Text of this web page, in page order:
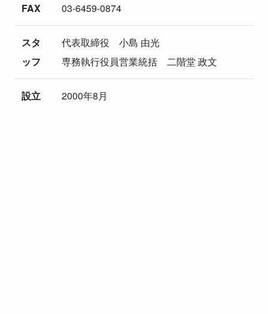
FAX 03-6459-0874
スタ
ッフ
代表取締役 小島 由光
専務執行役員営業統括 二階堂 政文
設立 2000年8月